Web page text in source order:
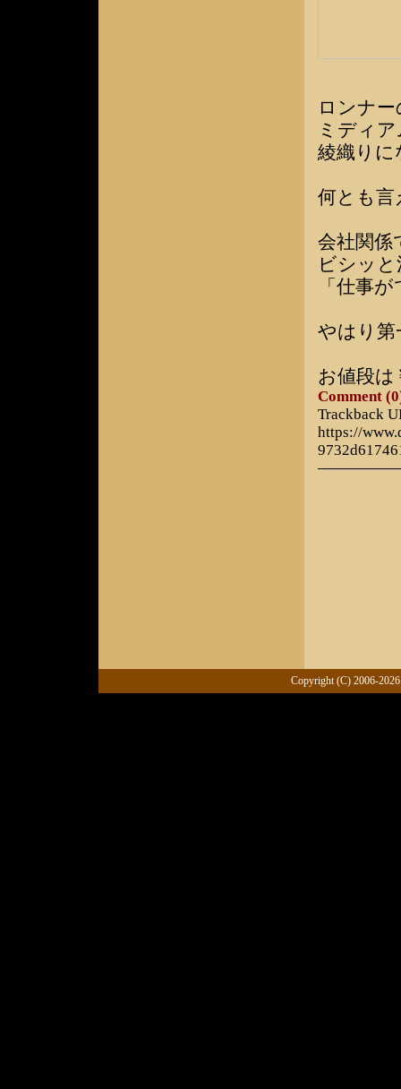
ロンナ
ミディ
綾織りに
何とも言
会社関係
ビシッ
「仕事
やはり第
お値段は
Comment
Trackback
https://
Copyright (C) 2006-